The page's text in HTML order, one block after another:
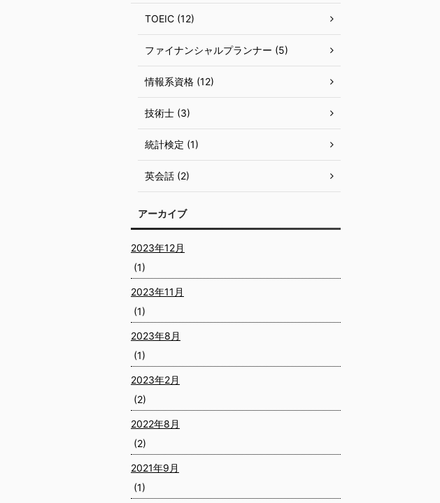
TOEIC (12)
ファイナンシャルプランナー (5)
情報系資格 (12)
技術士 (3)
統計検定 (1)
英会話 (2)
アーカイブ
2023年12月
(1)
2023年11月
(1)
2023年8月
(1)
2023年2月
(2)
2022年8月
(2)
2021年9月
(1)